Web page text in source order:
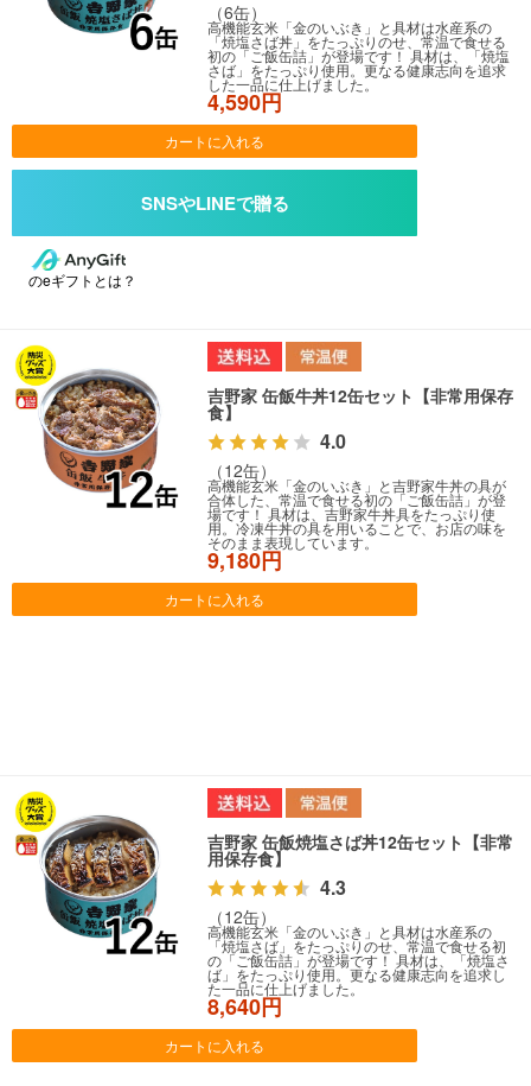
（6缶）
高機能玄米「金のいぶき」と具材は水産系の
「焼塩さば丼」をたっぷりのせ、常温で食せる
初の「ご飯缶詰」が登場です！ 具材は、「焼塩
さば」をたっぷり使用。更なる健康志向を追求
した一品に仕上げました。
4,590円
カートに入れる
のeギフトとは？
吉野家 缶飯牛丼12缶セット【非常用保存
食】
4.0
（12缶）
高機能玄米「金のいぶき」と吉野家牛丼の具が
合体した、常温で食せる初の「ご飯缶詰」が登
場です！ 具材は、吉野家牛丼具をたっぷり使
用。冷凍牛丼の具を用いることで、お店の味を
そのまま表現しています。
9,180円
カートに入れる
吉野家 缶飯焼塩さば丼12缶セット【非常
用保存食】
4.3
（12缶）
高機能玄米「金のいぶき」と具材は水産系の
「焼塩さば」をたっぷりのせ、常温で食せる初
の「ご飯缶詰」が登場です！ 具材は、「焼塩さ
ば」をたっぷり使用。更なる健康志向を追求し
た一品に仕上げました。
8,640円
カートに入れる